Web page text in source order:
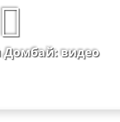
Домбай: видео